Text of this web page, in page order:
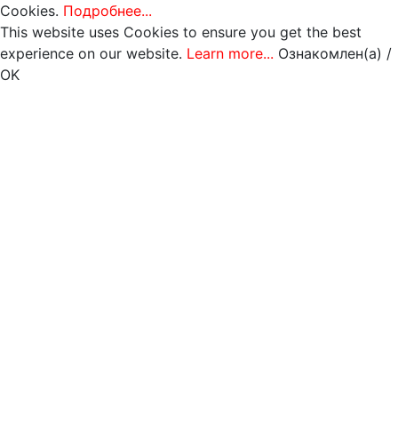
Cookies. Подробнее...
This website uses Cookies to ensure you get the best
experience on our website. Learn more... Ознакомлен(а) /
OK